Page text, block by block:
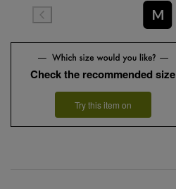
M
Check the recommended size
Try this item on